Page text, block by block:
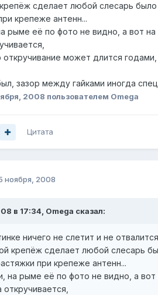
сделает любой слесарь
крепеже антенн...
рыме её по фото не видно, а вот
откручивание может длится
зазор между гайками иногда
2008 пользователем Omega
Цитата
ноября, 2008
в 17:34, Omega сказал:
ничего не слетит и не
крепёж сделает любой слесарь
при крепеже антенн...
на рыме её по фото не видно, а
откручивается,